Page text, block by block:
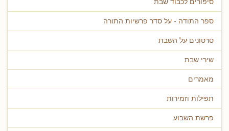
סיפורים לכבוד שבת
ספר התודה - על סדר פרשיות התורה
סרטונים על השבת
שירי שבת
מאמרים
תפילות וזמירות
פרשת השבוע